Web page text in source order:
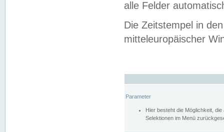
alle Felder
Die Zeitstempel in
mitteleuropäischer
Parameter
Hier besteht die Möglichkeit,
Selektionen im Menü